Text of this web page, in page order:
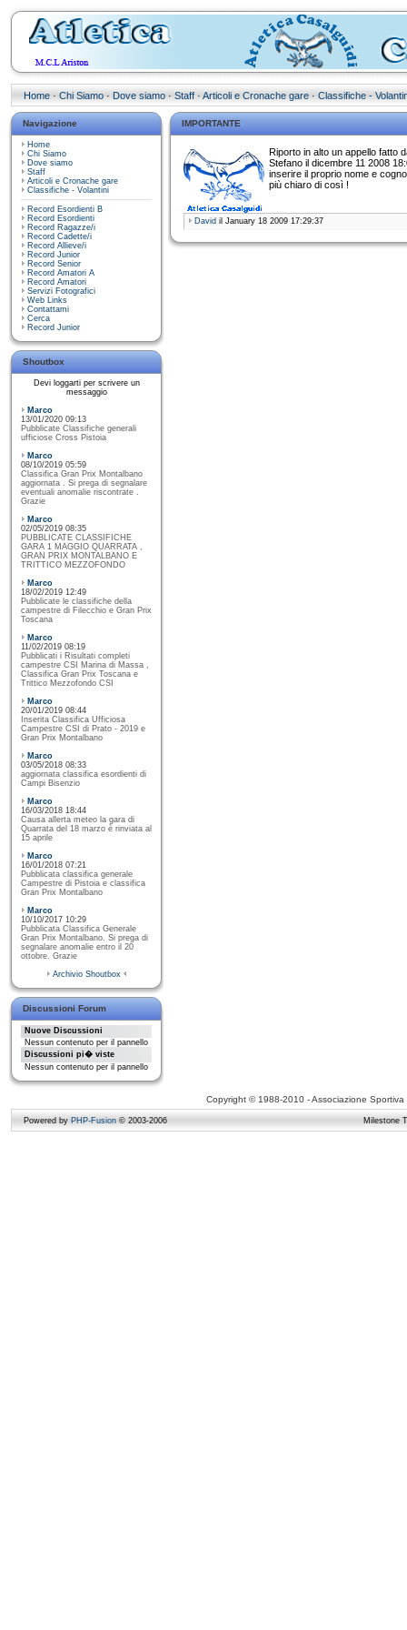
Home · Chi Siamo · Dove siamo · Staff · Articoli e Cronache gare · Classifiche -
Navigazione
Home
Chi Siamo
Dove siamo
Staff
Articoli e Cronache gare
Classifiche - Volantini
Record Esordienti B
Record Esordienti
Record Ragazze/i
Record Cadette/i
Record Allieve/i
Record Junior
Record Senior
Record Amatori A
Record Amatori
Servizi Fotografici
Web Links
Contattami
Cerca
Record Junior
Shoutbox
Devi loggarti per scrivere un
messaggio
Marco
13/01/2020 09:13
Pubblicate Classifiche generali
ufficiose Cross Pistoia
Marco
08/10/2019 05:59
Classifica Gran Prix Montalbano
aggiornata . Si prega di segnalare
eventuali anomalie riscontrate .
Grazie
Marco
02/05/2019 08:35
PUBBLICATE CLASSIFICHE
GARA 1 MAGGIO QUARRATA ,
GRAN PRIX MONTALBANO E
TRITTICO MEZZOFONDO
Marco
18/02/2019 12:49
Pubblicate le classifiche della
campestre di Filecchio e Gran Prix
Toscana
Marco
11/02/2019 08:19
Pubblicati i Risultati completi
campestre CSI Marina di Massa ,
Classifica Gran Prix Toscana e
Trittico Mezzofondo CSI
Marco
20/01/2019 08:44
Inserita Classifica Ufficiosa
Campestre CSI di Prato - 2019 e
Gran Prix Montalbano
Marco
03/05/2018 08:33
aggiornata classifica esordienti di
Campi Bisenzio
Marco
16/03/2018 18:44
Causa allerta meteo la gara di
Quarrata del 18 marzo è rinviata al
15 aprile
Marco
16/01/2018 07:21
Pubblicata classifica generale
Campestre di Pistoia e classifica
Gran Prix Montalbano
Marco
10/10/2017 10:29
Pubblicata Classifica Generale
Gran Prix Montalbano. Si prega di
segnalare anomalie entro il 20
ottobre. Grazie
Archivio Shoutbox
Discussioni Forum
Nuove Discussioni
Nessun contenuto per il pannello
Discussioni pi� viste
Nessun contenuto per il pannello
IMPORTANTE
Riporto in alto un appello fatto
Stefano il dicembre 11 2008
inserire il proprio nome e
più chiaro di così !
David il January 18 2009 17:29:37
Copyright © 1988-2010 - Associazione
Powered by PHP-Fusion © 2003-2006 Milestone